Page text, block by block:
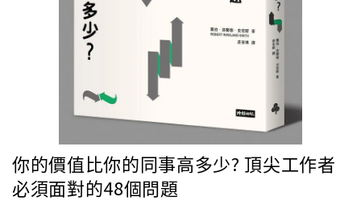
你的價值比你的同事高多少? 頂尖工作者
必須面對的48個問題